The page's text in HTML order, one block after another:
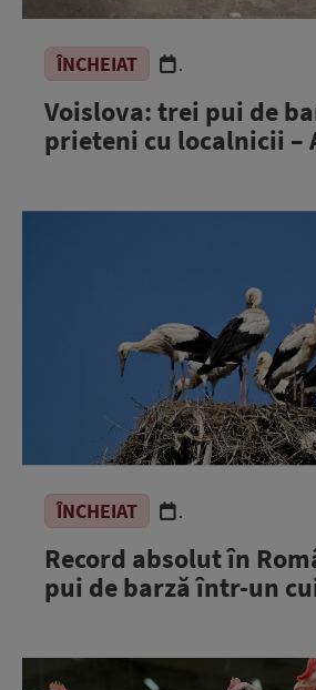
ÎNCHEIAT .
Voislova: trei pui de
prieteni cu localnicii –
ÎNCHEIAT .
Record absolut în
pui de barză într-un